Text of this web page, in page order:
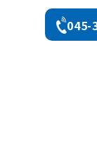
045-